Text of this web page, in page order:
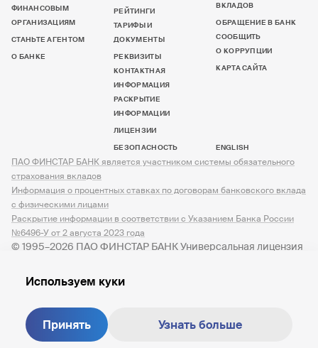
ФИНАНСОВЫМ
ОРГАНИЗАЦИЯМ
СТАНЬТЕ АГЕНТОМ
О БАНКЕ
РЕЙТИНГИ
ТАРИФЫ И
ДОКУМЕНТЫ
РЕКВИЗИТЫ
КОНТАКТНАЯ
ИНФОРМАЦИЯ
РАСКРЫТИЕ
ИНФОРМАЦИИ
ЛИЦЕНЗИИ
БЕЗОПАСНОСТЬ
ВКЛАДОВ
ОБРАЩЕНИЕ В БАНК
СООБЩИТЬ
О КОРРУПЦИИ
КАРТА САЙТА
ENGLISH
© 1995–2026 ПАО ФИНСТАР БАНК Универсальная лицензия
ПАО ФИНСТАР БАНК является участником системы обязательного
страхования вкладов
Информация о процентных ставках по договорам банковского вклада
с физическими лицами
Раскрытие информации в соответствии с Указанием Банка России
№6496-У от 2 августа 2023 года
Создание сайта — M18
Используем куки
Принять Узнать больше